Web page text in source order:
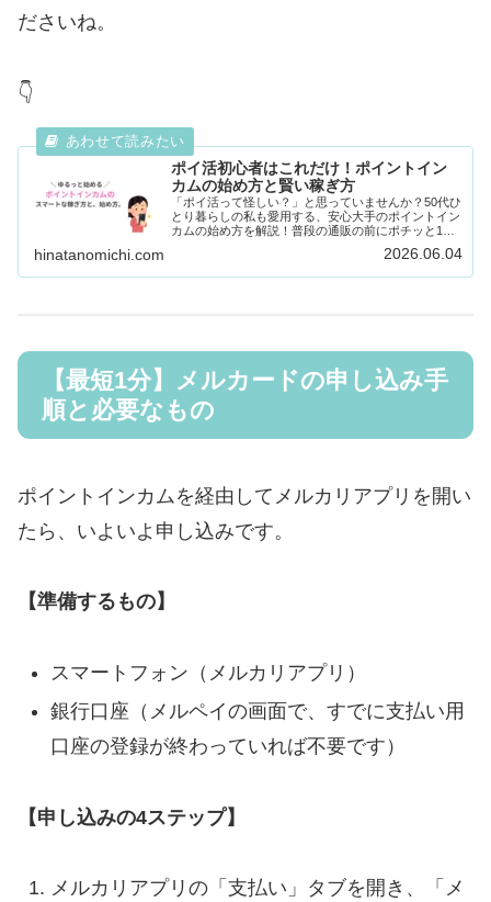
ださいね。
👇
ポイ活初心者はこれだけ！ポイントイン
カムの始め方と賢い稼ぎ方
「ポイ活って怪しい？」と思っていませんか？50代ひ
とり暮らしの私も愛用する、安心大手のポイントイン
カムの始め方を解説！普段の通販の前にポチッと1回
経由するだけで、現金やAmazonギフト券がどんどん
hinatanomichi.com 2026.06.04
【最短1分】メルカードの申し込み手
順と必要なもの
ポイントインカムを経由してメルカリアプリを開い
たら、いよいよ申し込みです。
【準備するもの】
スマートフォン（メルカリアプリ）
銀行口座（メルペイの画面で、すでに支払い用
口座の登録が終わっていれば不要です）
【申し込みの4ステップ】
メルカリアプリの「支払い」タブを開き、「メ